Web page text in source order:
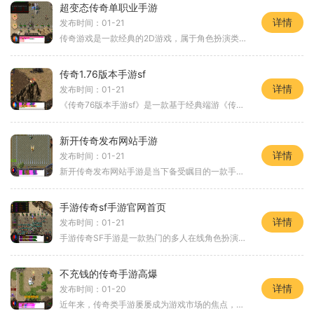
超变态传奇单职业手游
发布时间：01-21
传奇游戏是一款经典的2D游戏，属于角色扮演类游戏。它以万人在线的模式吸引了大量玩家，并提供了多样的玩法和互动方式。今天，我将就这款手游的玩法进行详细介绍。我们来谈谈游
详情
传奇1.76版本手游sf
发布时间：01-21
《传奇76版本手游sf》是一款基于经典端游《传奇》改编而成的手机网络游戏。传奇系列自问世以来就备受玩家喜爱，而76版本被誉为传奇经典版本之一。这个手游版本继承了端游的核心
详情
新开传奇发布网站手游
发布时间：01-21
新开传奇发布网站手游是当下备受瞩目的一款手机游戏。作为传奇系列的最新力作，这款手游不仅延续了传奇经典的游戏风格，还进行了全面的革新和升级，为玩家带来了全新的游戏体
详情
手游传奇sf手游官网首页
发布时间：01-21
手游传奇SF手游是一款热门的多人在线角色扮演游戏，以经典的传奇系列为基础，完美移植到手机平台上。作为传奇系列的继承者，手游传奇SF手游官网首页为玩家提供了丰富多样的游戏
详情
不充钱的传奇手游高爆
发布时间：01-20
近年来，传奇类手游屡屡成为游戏市场的焦点，吸引了广大玩家的眼球。不充钱的传奇手游高爆更是备受瞩目。这款2D游戏以传奇为主题，玩家可以扮演各种角色，与其他玩家进行互动，
详情